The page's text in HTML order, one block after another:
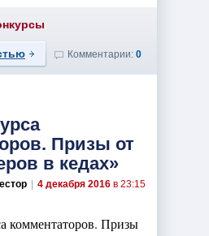
Комментарии: 0
Призы от
в кедах»
4 декабря 2016 в 23:15